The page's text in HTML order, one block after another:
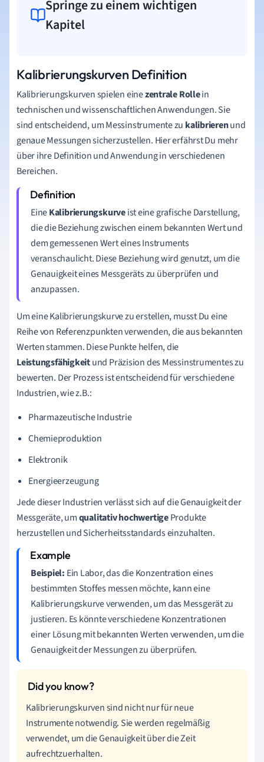
Springe zu einem wichtigen
Kapitel
Kalibrierungskurven Definition
Kalibrierungskurven spielen einezentrale Rollein
technischen und wissenschaftlichen Anwendungen. Sie
sind entscheidend, um Messinstrumente zu kalibrierenund
genaue Messungen sicherzustellen. Hier erfährst Du mehr
über ihre Definition und Anwendung in verschiedenen
Bereichen.
EineKalibrierungskurveist eine grafische Darstellung,
die die Beziehung zwischen einem bekannten Wert und
dem gemessenen Wert eines Instruments
veranschaulicht. Diese Beziehung wird genutzt, um die
Genauigkeit eines Messgeräts zu überprüfen und
anzupassen.
Um eine Kalibrierungskurve zu erstellen, musst Du eine
Reihe von Referenzpunkten verwenden, die aus bekannten
Werten stammen. Diese Punkte helfen, die
Leistungsfähigkeitund Präzision des Messinstrumentes zu
bewerten. Der Prozess ist entscheidend für verschiedene
Industrien, wie z.B.:
Pharmazeutische Industrie
Chemieproduktion
Elektronik
Energieerzeugung
Jede dieser Industrien verlässt sich auf die Genauigkeit der
Messgeräte, umqualitativ hochwertigeProdukte
herzustellen und Sicherheitsstandards einzuhalten.
Beispiel: Ein Labor, das die Konzentration eines
bestimmten Stoffes messen möchte, kann eine
Kalibrierungskurve verwenden, um das Messgerät zu
justieren. Es könnte verschiedene Konzentrationen
einer Lösung mit bekannten Werten verwenden, um die
Genauigkeit der Messungen zu überprüfen.
Kalibrierungskurven sind nicht nur für neue
Instrumente notwendig. Sie werden regelmäßig
verwendet, um die Genauigkeit über die Zeit
aufrechtzuerhalten.